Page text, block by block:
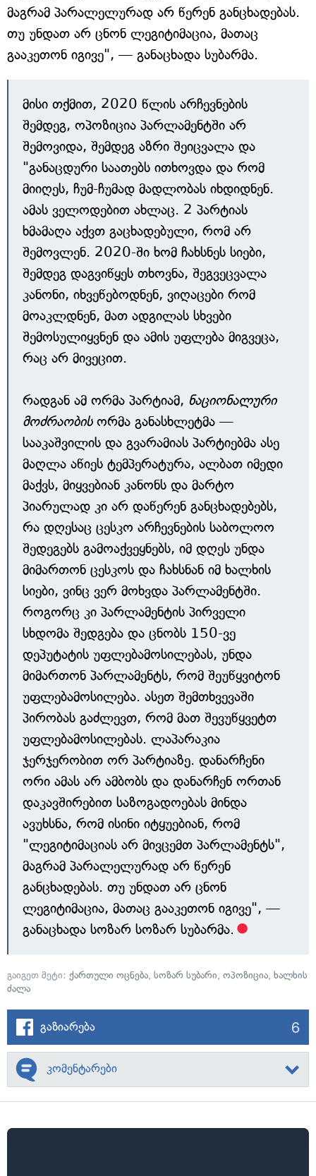
მაგრამ პარალელურად არ წერენ განცხადებას.
თუ უნდათ არ ცნონ ლეგიტიმაცია, მათაც
გააკეთონ იგივე", — განაცხადა სუბარმა.
მისი თქმით, 2020 წლის არჩევნების
შემდეგ, ოპოზიცია პარლამენტში არ
შემოვიდა, შემდეგ აზრი შეიცვალა და
"განაცდური საათებს ითხოვდა და რომ
მიიღეს, ჩუმ-ჩუმად მადლობას იხდიდნენ.
ამას ველოდებით ახლაც. 2 პარტიას
ხმამაღა აქვთ გაცხადებული, რომ არ
შემოვლენ. 2020-ში ხომ ჩახსნეს სიები,
შემდეგ დაგვიწყეს თხოვნა, შეგვეცვალა
კანონი, იხვეწებოდნენ, ვიღაცები რომ
მოაკლდნენ, მათ ადგილას სხვები
შემოსულიყვნენ და ამის უფლება მიგვეცა,
რაც არ მივეცით.
რადგან ამ ორმა პარტიამ, ნაციონალური
მოძრაობისორმა განასხლეტმა —
სააკაშვილის და გვარამიას პარტიებმა ასე
მაღლა აწიეს ტემპერატურა, ალბათ იმედი
მაქვს, მიყვებიან კანონს და მარტო
პიარულად კი არ დაწერენ განცხადებებს,
რა დღესაც ცესკო არჩევნების საბოლოო
შედეგებს გამოაქვეყნებს, იმ დღეს უნდა
მიმართონ ცესკოს და ჩახსნან იმ ხალხის
სიები, ვინც ვერ მოხვდა პარლამენტში.
როგორც კი პარლამენტის პირველი
სხდომა შედგება და ცნობს 150-ვე
დეპუტატის უფლებამოსილებას, უნდა
მიმართონ პარლამენტს, რომ შეუწყვიტონ
უფლებამოსილება. ასეთ შემთხვევაში
პირობას გაძლევთ, რომ მათ შევუწყვეტთ
უფლებამოსილებას. ლაპარაკია
ჯერჯერობით ორ პარტიაზე. დანარჩენი
ორი ამას არ ამბობს და დანარჩენ ორთან
დაკავშირებით საზოგადოებას მინდა
ავუხსნა, რომ ისინი იტყუებიან, რომ
"ლეგიტიმაციას არ მივცემთ პარლამენტს",
მაგრამ პარალელურად არ წერენ
განცხადებას. თუ უნდათ არ ცნონ
ლეგიტიმაცია, მათაც გააკეთონ იგივე", —
განაცხადა სოზარ სოზარ სუბარმა.
გაიგეთ მეტი: ქართული ოცნება, სოზარ სუბარი, ოპოზიცია, ხალხის
ძალა
გაზიარება 6
კომენტარები